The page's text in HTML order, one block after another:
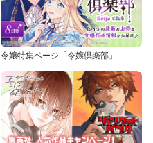
令嬢特集ページ「令嬢倶楽部」